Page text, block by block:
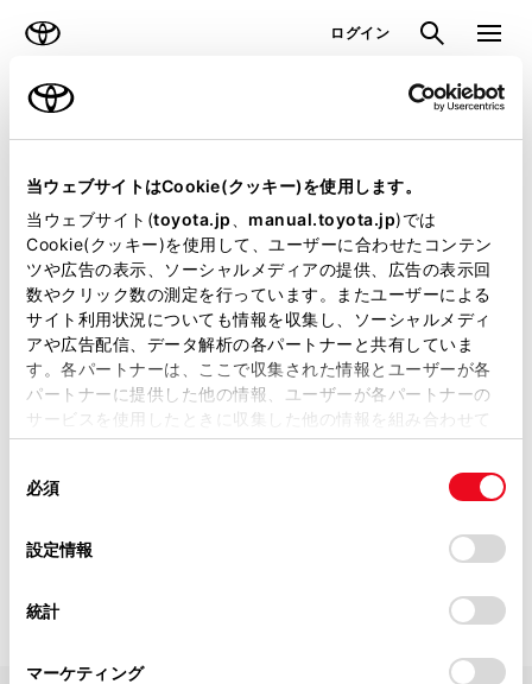
当ウェブサイトはCookie(クッキー)を使用します。
当ウェブサイト(toyota.jp manual.toyota.jp)では
Cookie(クッキー)を使用して、ユーザーに合わせたコンテン
ツや広告の表示、ソーシャルメディアの提供、広告の表示回
数やクリック数の測定を行っています。またユーザーによる
サイト利用状況についても情報を収集し、ソーシャルメディ
アや広告配信、データ解析の各パートナーと共有していま
す。各パートナーは、ここで収集された情報とユーザーが各
パートナーに提供した他の情報、ユーザーが各パートナーの
サービスを使用したときに収集した他の情報を組み合わせて
使用することがあります。当ウェブサイトの使用を続行する
デバイスにすべてのCookie(クッキー)が保存されることに同
意したことになります。Cookie(クッキー)のオプトアウト、
設定の変更、同意を撤回したりするにあたっては、当社の
「Cookie（クッキー）情報の取り扱いについて
」をご覧くだ
必須
設定情報
統計
マーケティング
ログイン 検索 メニュ
ラインアップ トピックス
見積りシミュレーション
見積りシミュレーションのデータが
正常に取得できませんでした。
詳しくは販売店までお問合せくださ
い。
（2-7-4）
見積りシミュレーショントップへ